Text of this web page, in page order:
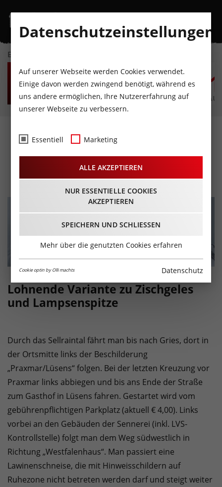
EVENTKALENDER
DO
6
AUGUST
FR
7
AUGUST
SA
8
AUGUST
SO
9
AUGUST
MO
10
AUGUST
Skitourentipp:
Schöntalspitze (3.002m)
Lohnende Variante zu Zischgeles
und Lampsenspitze
Durch das Sellraintal fährt man bis nach Gries, dort in
der Ortsmitte links der Beschilderung
„Praxmar/Lüsens“ folgen. Bei der letzten Kreuzung vor
Praxmar links abbiegen und bis ans Ende der Straße
zum Gasthof in Lüsens fahren. Gestartet wird vom
gebührenpflichtigen Parkplatz (aktuell € 4,00). Links
vorbei an den Gebäuden der Sennerei (inkl. LVS-
Kontrollstelle) folgt man dem Weg südwestlich in
Richtung „Westfalenhaus“. Man passiert eine
Lawinenschneise, die mit Hinweisschildern auf
Ruhezone nicht betreten werden darf und steigt weiter
Datenschutzeinstellungen
Auf unserer Webseite werden Cookies verwendet.
Einige davon werden zwingend benötigt, während es
uns andere ermöglichen, Ihre Nutzererfahrung auf
unserer Webseite zu verbessern.
Essentiell Marketing
ALLE AKZEPTIEREN
NUR ESSENTIELLE COOKIES
AKZEPTIEREN
SPEICHERN UND SCHLIESSEN
Mehr über die genutzten Cookies erfahren
Cookie optin by Olli machts Datenschutz